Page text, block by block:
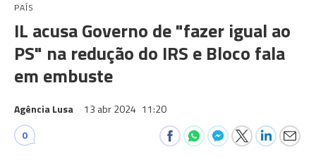
PAÍS
IL acusa Governo de "fazer igual ao
PS" na redução do IRS e Bloco fala
em embuste
Agência Lusa 13 abr 2024 11:20
0